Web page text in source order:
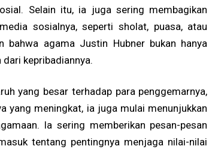
Selain itu, ia juga sering membagikan
sosialnya, seperti sholat, puasa, atau
bahwa agama Justin Hubner bukan hanya
kepribadiannya.
yang besar terhadap para penggemarnya,
yang meningkat, ia juga mulai menunjukkan
Ia sering memberikan pesan-pesan
tentang pentingnya menjaga nilai-nilai